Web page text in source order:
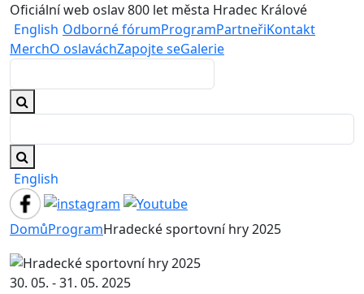
Oficiální web oslav 800 let města Hradec Králové
English Odborné fórumProgramPartneřiKontakt
MerchO oslaváchZapojte seGalerie
English
DomůProgramHradecké sportovní hry 2025
30. 05. - 31. 05. 2025